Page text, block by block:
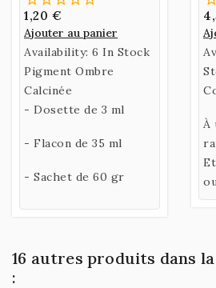
1,20 €
Ajouter au panier
Availability: 6 In Stock
Pigment Ombre
Calcinée
- Dosette de 3 ml
- Flacon de 35 ml
- Sachet de 60 gr
À
la
16 autres produits dans
: